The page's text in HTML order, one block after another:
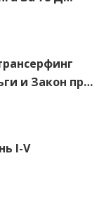
и Закон пр…
I-V